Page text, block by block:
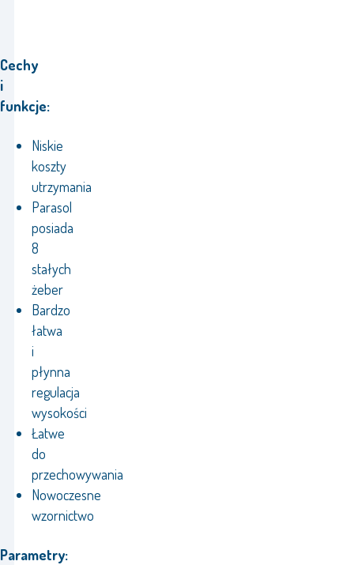
Cechy
i
funkcje:
Niskie
koszty
utrzymania
Parasol
posiada
8
stałych
żeber
Bardzo
łatwa
i
płynna
regulacja
wysokości
Łatwe
do
przechowywania
Nowoczesne
wzornictwo
Parametry: